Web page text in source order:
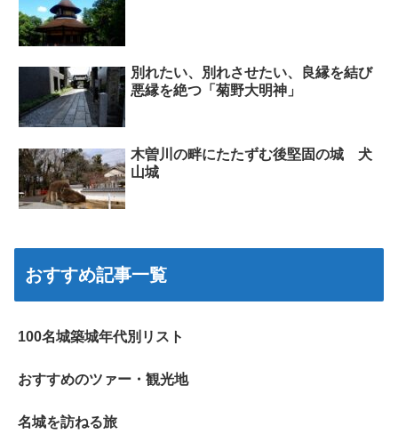
別れたい、別れさせたい、良縁を結び
悪縁を絶つ「菊野大明神」
木曽川の畔にたたずむ後堅固の城 犬
山城
おすすめ記事一覧
100名城築城年代別リスト
おすすめのツァー・観光地
名城を訪ねる旅